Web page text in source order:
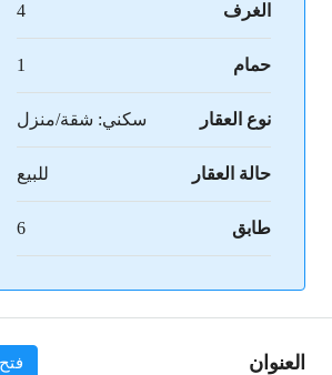
الغرف 4
حمام 1
نوع العقار سكني: شقة/منزل
حالة العقار للبيع
طابق 6
العنوان